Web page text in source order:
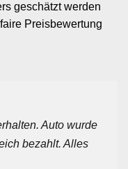
geschätzt werden
Preisbewertung
Auto wurde
bezahlt. Alles